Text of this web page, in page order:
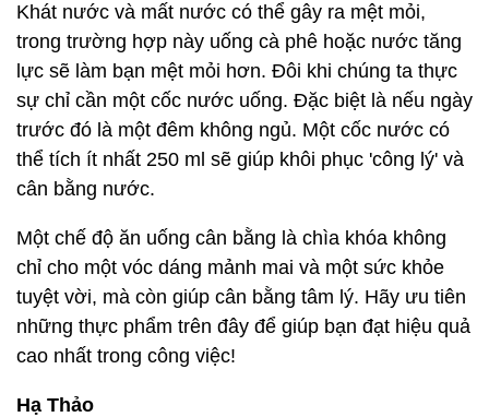
Khát nước và mất nước có thể gây ra mệt mỏi,
trong trường hợp này uống cà phê hoặc nước tăng
lực sẽ làm bạn mệt mỏi hơn. Đôi khi chúng ta thực
sự chỉ cần một cốc nước uống. Đặc biệt là nếu ngày
trước đó là một đêm không ngủ. Một cốc nước có
thể tích ít nhất 250 ml sẽ giúp khôi phục 'công lý' và
cân bằng nước.
Một chế độ ăn uống cân bằng là chìa khóa không
chỉ cho một vóc dáng mảnh mai và một sức khỏe
tuyệt vời, mà còn giúp cân bằng tâm lý. Hãy ưu tiên
những thực phẩm trên đây để giúp bạn đạt hiệu quả
cao nhất trong công việc!
Hạ Thảo